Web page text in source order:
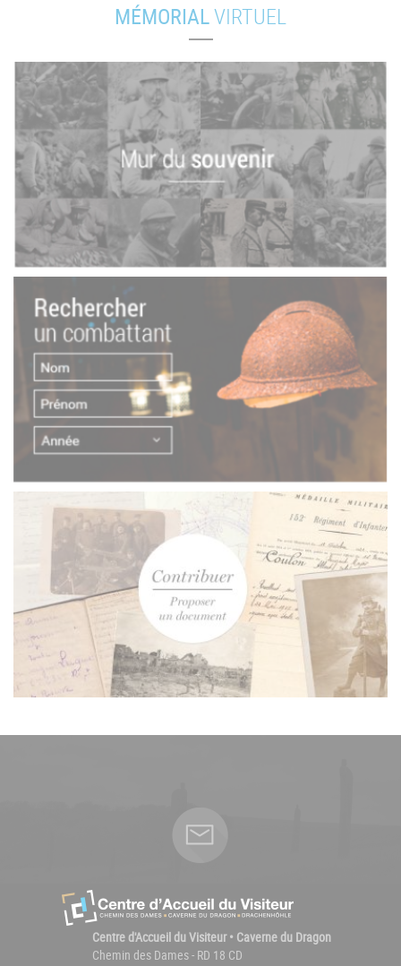
MÉMORIALVIRTUEL
Centre d'Accueil du Visiteur • Caverne du Dragon
Chemin des Dames - RD 18 CD